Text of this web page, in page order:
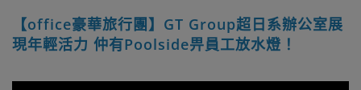
【office豪華旅行團】GT Group超日系辦公室展
現年輕活力 仲有Poolside畀員工放水燈！